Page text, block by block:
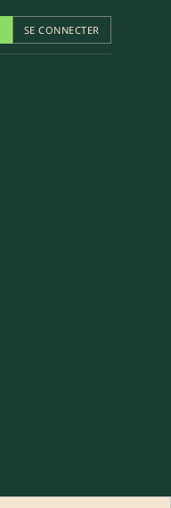
SE CONNECTER